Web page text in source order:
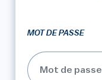
MOT DE PASSE